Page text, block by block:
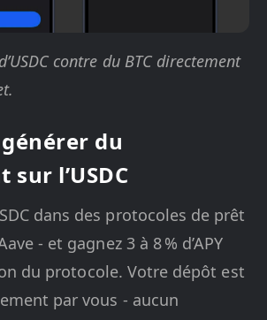
contre du BTC directement
du
l’USDC
dans des protocoles de prêt
- et gagnez 3 à 8 % d’APY
du protocole. Votre dépôt est
par vous - aucun